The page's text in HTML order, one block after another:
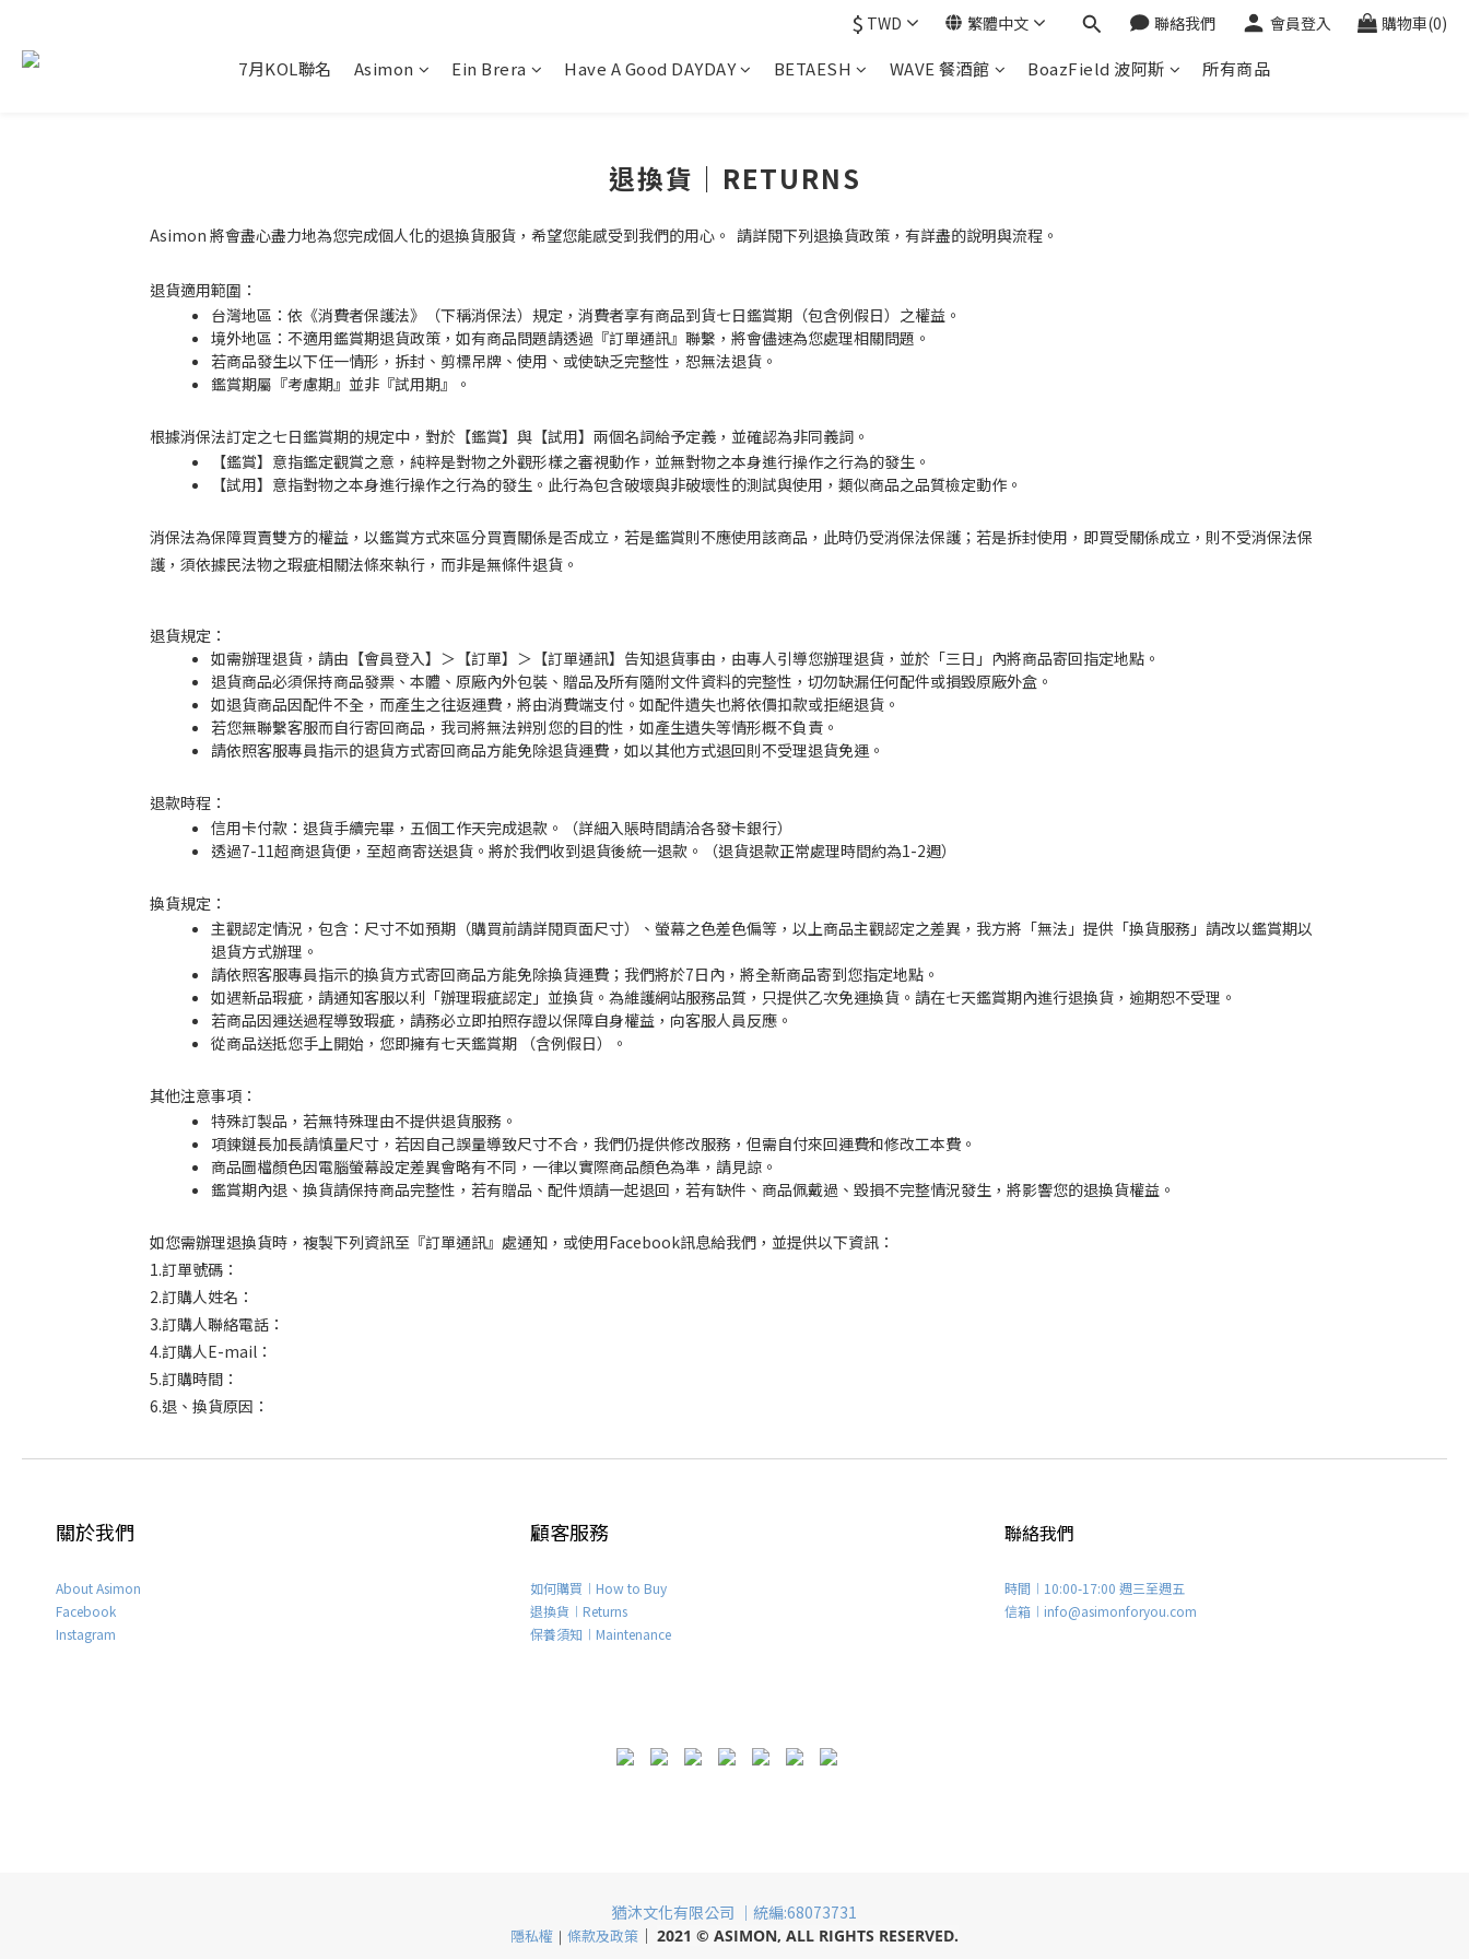
$ TWD 繁體中文 聯絡我們 會員登入 購物車(0)
7月KOL聯名 Asimon Ein Brera Have A Good DAYDAY BETAESH WAVE 餐酒館 BoazField 波阿斯 所有商品
退換貨｜RETURNS
Asimon 將會盡心盡力地為您完成個人化的退換貨服貨，希望您能感受到我們的用心。 請詳閱下列退換貨政策，有詳盡的說明與流程。
退貨適用範圍：
台灣地區：依《消費者保護法》（下稱消保法）規定，消費者享有商品到貨七日鑑賞期（包含例假日）之權益。
境外地區：不適用鑑賞期退貨政策，如有商品問題請透過『訂單通訊』聯繫，將會儘速為您處理相關問題。
若商品發生以下任一情形，拆封、剪標吊牌、使用、或使缺乏完整性，恕無法退貨。
鑑賞期屬『考慮期』並非『試用期』。​
根據消保法訂定之七日鑑賞期的規定中，對於【鑑賞】與【試用】兩個名詞給予定義，並確認為非同義詞。
【鑑賞】意指鑑定觀賞之意，純粹是對物之外觀形樣之審視動作，並無對物之本身進行操作之行為的發生。
【試用】意指對物之本身進行操作之行為的發生。此行為包含破壞與非破壞性的測試與使用，類似商品之品質檢定動作。
消保法為保障買賣雙方的權益，以鑑賞方式來區分買賣關係是否成立，若是鑑賞則不應使用該商品，此時仍受消保法保護；若是拆封使用，即買受關係成立，則不受消保法保
護，須依據民法物之瑕疵相關法條來執行，而非是無條件退貨。
退貨規定：
如需辦理退貨，請由【會員登入】＞【訂單】＞【訂單通訊】告知退貨事由，由專人引導您辦理退貨，並於「三日」內將商品寄回指定地點。
退貨商品必須保持商品發票、本體、原廠內外包裝、贈品及所有隨附文件資料的完整性，切勿缺漏任何配件或損毀原廠外盒。
如退貨商品因配件不全，而產生之往返運費，將由消費端支付。如配件遺失也將依價扣款或拒絕退貨。
若您無聯繫客服而自行寄回商品，我司將無法辨別您的目的性，如產生遺失等情形概不負責。
請依照客服專員指示的退貨方式寄回商品方能免除退貨運費，如以其他方式退回則不受理退貨免運。
退款時程：
信用卡付款：退貨手續完畢，五個工作天完成退款。（詳細入賬時間請洽各發卡銀行）
透過7-11超商退貨便，至超商寄送退貨。將於我們收到退貨後統一退款。（退貨退款正常處理時間約為1-2週）
換貨規定：
主觀認定情況，包含：尺寸不如預期（購買前請詳閱頁面尺寸）、螢幕之色差色偏等，以上商品主觀認定之差異，我方將「無法」提供「換貨服務」請改以鑑賞期以
退貨方式辦理。
請依照客服專員指示的換貨方式寄回商品方能免除換貨運費；我們將於7日內，將全新商品寄到您指定地點。
如遇新品瑕疵，請通知客服以利「辦理瑕疵認定」並換貨。為維護網站服務品質，只提供乙次免運換貨。請在七天鑑賞期內進行退換貨，逾期恕不受理。
若商品因運送過程導致瑕疵，請務必立即拍照存證以保障自身權益，向客服人員反應。
從商品送抵您手上開始，您即擁有七天鑑賞期 （含例假日）。
其他注意事項：
特殊訂製品，若無特殊理由不提供退貨服務。
項鍊鏈長加長請慎量尺寸，若因自己誤量導致尺寸不合，我們仍提供修改服務，但需自付來回運費和修改工本費。
商品圖檔顏色因電腦螢幕設定差異會略有不同，一律以實際商品顏色為準，請見諒。
鑑賞期內退、換貨請保持商品完整性，若有贈品、配件煩請一起退回，若有缺件、商品佩戴過、毀損不完整情況發生，將影響您的退換貨權益。
如您需辦理退換貨時，複製下列資訊至『訂單通訊』處通知，或使用Facebook訊息給我們，並提供以下資訊：
1.訂單號碼：
2.訂購人姓名：
3.訂購人聯絡電話：
4.訂購人E-mail：
5.訂購時間：
6.退、換貨原因：
關於我們
About Asimon
Facebook
Instagram
顧客服務
如何購買︱How to Buy
退換貨︱Returns
保養須知︱Maintenance
聯絡我們
時間︱10:00-17:00 週三至週五
信箱︱info@asimonforyou.com
猶沐文化有限公司 ｜統編:68073731
隱私權 ｜ 條款及政策 ｜ 2021 © ASIMON, ALL RIGHTS RESERVED.